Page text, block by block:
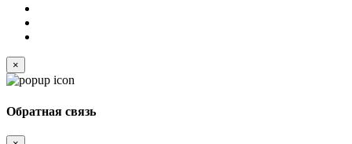
×
Обратная связь